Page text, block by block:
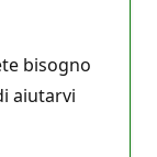
bisogno
aiutarvi